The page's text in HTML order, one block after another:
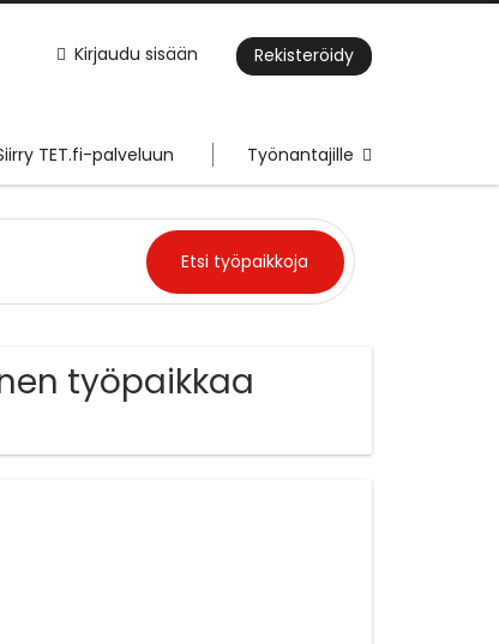
Kirjaudu sisään Rekisteröidy
TET.fi-palveluun Työnantajille
työpaikkaa